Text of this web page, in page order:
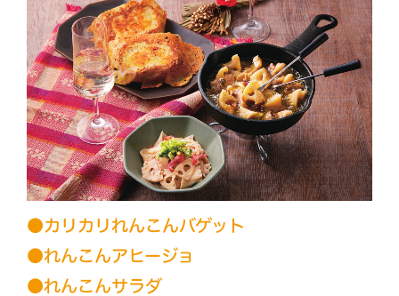
●カリカリれんこんバゲット
●れんこんアヒージョ
●れんこんサラダ